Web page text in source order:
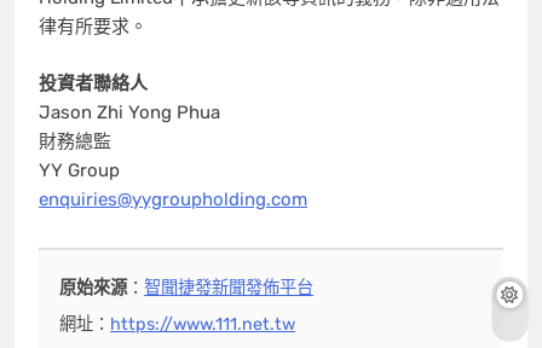
律有所要求。
投資者聯絡人
Jason Zhi Yong Phua
財務總監
YY Group
enquiries@yygroupholding.com
原始來源：智聞捷發新聞發佈平台
網址： https://www.111.net.tw